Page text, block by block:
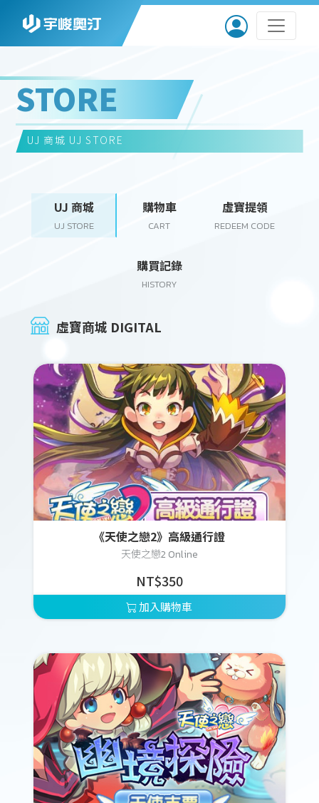
STORE
UJ 商城 UJ STORE
UJ 商城
UJ STORE
購物車
CART
虛寶提領
REDEEM CODE
購買記錄
HISTORY
虛寶商城 DIGITAL
《天使之戀2》高級通行證
天使之戀2 Online
NT$350
加入購物車